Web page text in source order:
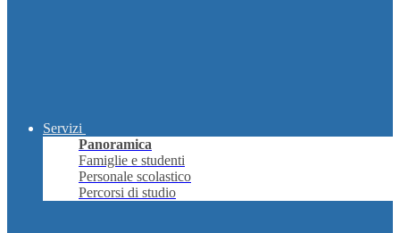
Servizi
Panoramica
Famiglie e studenti
Personale scolastico
Percorsi di studio